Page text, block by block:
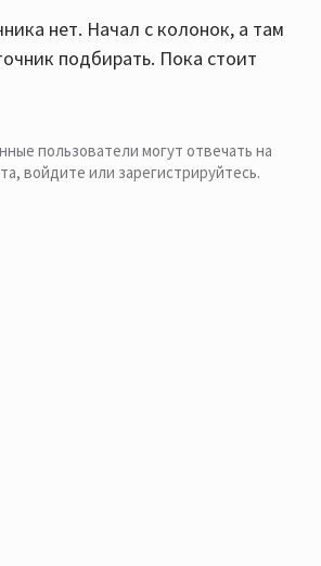
нет. Начал с колонок, а там
подбирать. Пока стоит
пользователи могут отвечать на
войдите или зарегистрируйтесь.